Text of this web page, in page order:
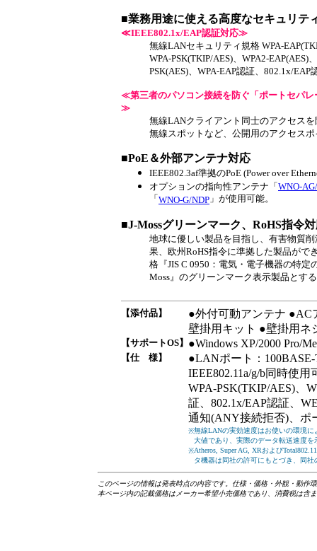
■業務用途に使える高度なセキュリテ
≪IEEE802.1x/EAP認証対応≫
無線LANセキュリティ規格 WPA-
WPA-PSK(TKIP/AES)、WPA2-EAP(AES)
PSK(AES)、WPA-EAP認証、802.1x/EAP
≪第三者のパソコン接続を防ぐ「ポートセパレ
≫
無線LANクライアント同士のアクセス
無線スポットなど、公開用のアクセス
■PoE＆外部アンテナ対応
IEEE802.3af準拠のPoE (Power over
オプションの指向性アンテナ「 WNO-
「 WNO-G/NDP」が使用可能。
■J-Mossグリーンマーク、RoHS指令
地球に優しい製品を目指し、有害物質
果、欧州RoHS指令に準拠した製品がで
格『JIS C 0950：電気・電子機器の特定
Moss』のグリーンマーク表示製品とす
【添付品】
●外付可動アンテナ ●AC
壁掛用キット ●壁掛用ネ
【サポートOS】 ●Windows XP/2000 Pro/
【仕 様】
●LANポート：
IEEE802.11a/g/b同時使
WPA-PSK(TKIP/AES)、
証、802.1x/EAP認証、
通知(ANY接続拒否)、ポ
※無線LANの実効速度はお使いの環境に
大値であり、実際のデータ転送速度
※Atheros, Super AG, XRおよび
タ機器は同社の許可にもとづき、同
このページの情報は発表時点の内容です。仕様・価格・外観・動作
本ページ内の記載価格はメーカー希望小売価格であり、消費税は含